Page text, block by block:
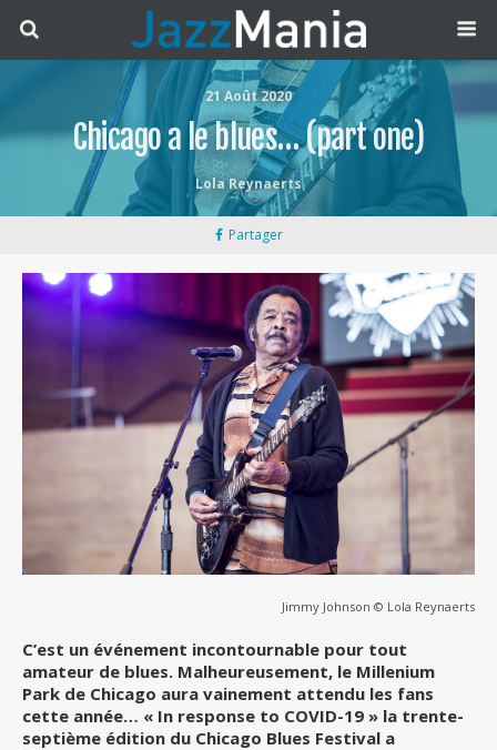
21 Août 2020
Chicago a le blues… (part one)
Lola Reynaerts
Partager
Jimmy Johnson © Lola Reynaerts
C’est un événement incontournable pour tout
amateur de blues. Malheureusement, le Millenium
Park de Chicago aura vainement attendu les fans
cette année… « In response to COVID-19 » la trente-
septième édition du Chicago Blues Festival a